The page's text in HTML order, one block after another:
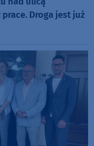
Droga jest już